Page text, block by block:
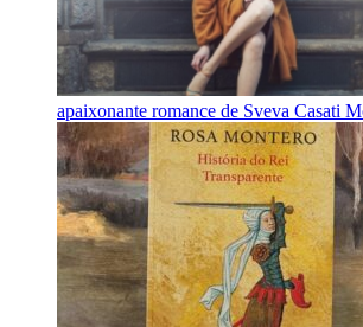
apaixonante romance de Sveva Casati